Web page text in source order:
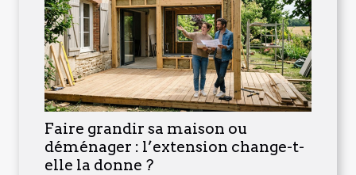
Faire grandir sa maison ou
déménager : l’extension change-t-
elle la donne ?